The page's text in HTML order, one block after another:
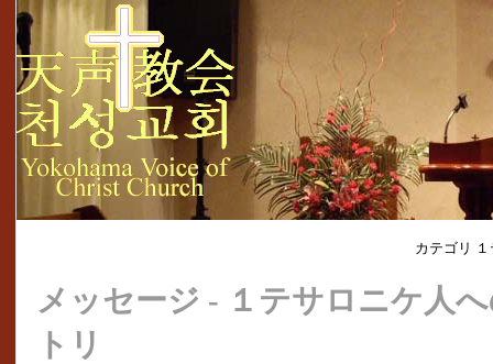
カテゴリ
メッセージ - １テサロニケ人
トリ